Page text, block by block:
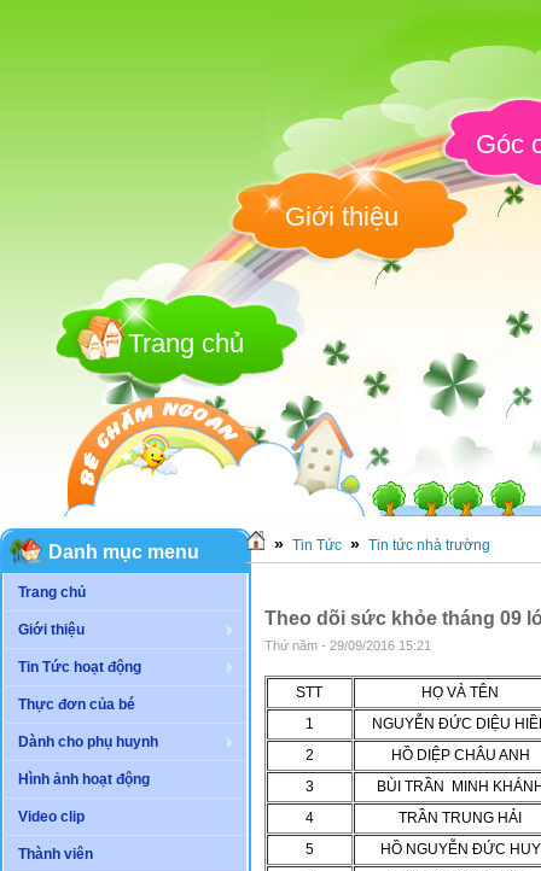
Góc
Giới thiệu
Trang chủ
Danh mục menu
Trang chủ
Giới thiệu
Tin Tức hoạt động
Thực đơn của bé
Dành cho phụ huynh
Hình ảnh hoạt động
Video clip
Thành viên
» Tin Tức » Tin tức nhà trường
Theo dõi sức khỏe tháng 09
Thứ năm - 29/09/2016 15:21
STT
HỌ VÀ TÊN
1
NGUYỄN ĐỨC DIỆU
2
HỒ DIỆP CHÂU ANH
3
BÙI TRẦN MINH
4
TRẦN TRUNG HẢI
5
HỒ NGUYỄN ĐỨC HUY